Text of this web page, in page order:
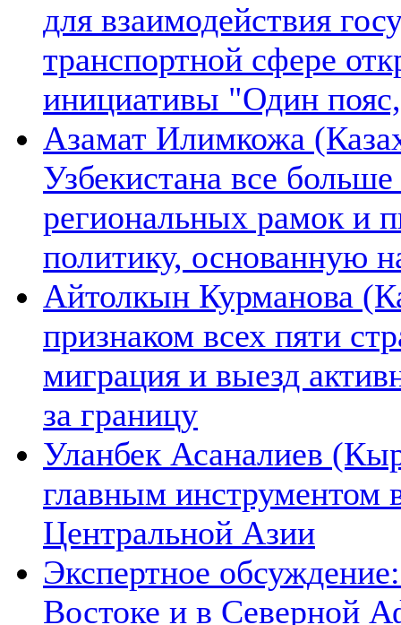
для взаимодействия
транспортной сфере
инициативы "Один
Азамат Илимкожа
Узбекистана все
региональных рамок и
политику, основанную
Айтолкын Курманова
признаком всех пяти
миграция и выезд
за границу
Уланбек Асаналиев
главным инструментом
Центральной Азии
Экспертное
Востоке и в Северной